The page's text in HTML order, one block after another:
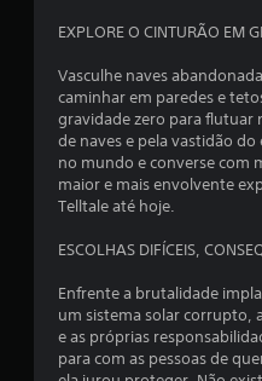
EXPLORE O CINTURÃO EM
Vasculhe naves
caminhar em paredes e
gravidade zero para flutuar
de naves e pela vastidão
no mundo e converse com
maior e mais envolvente
Telltale até hoje.
ESCOLHAS DIFÍCEIS,
Enfrente a brutalidade
um sistema solar corrupto,
e as próprias
para com as pessoas de